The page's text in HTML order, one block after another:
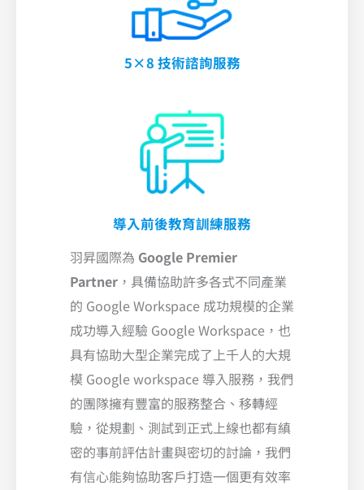
5×8 技術諮詢服務
導入前後教育訓練服務
羽昇國際為 Google Premier
Partner ，具備協助許多各式不同產業
的 Google Workspace 成功規模的企業
成功導入經驗 Google Workspace，也
具有協助大型企業完成了上千人的大規
模 Google workspace 導入服務，我們
的團隊擁有豐富的服務整合、移轉經
驗，從規劃、測試到正式上線也都有縝
密的事前評估計畫與密切的討論，我們
有信心能夠協助客戶打造一個更有效率